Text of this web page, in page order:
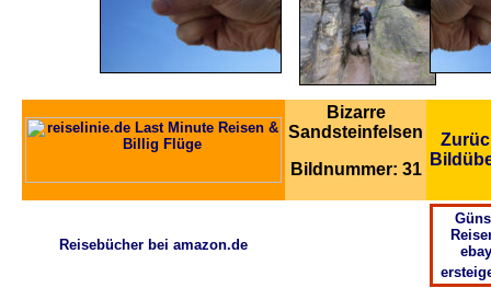
Bizarre
Sandsteinfelsen
Bildnummer: 31
Reisebücher bei amazon.de